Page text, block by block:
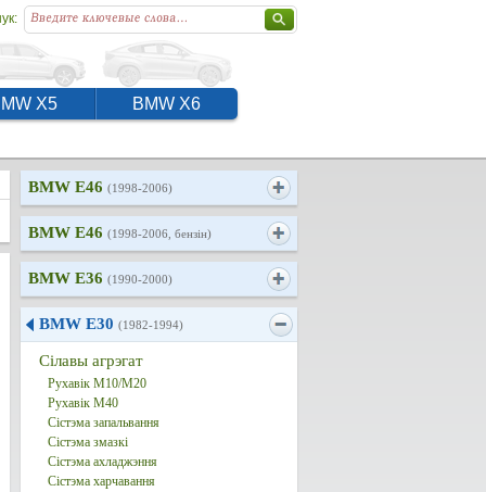
X5 BMW X6
BMW E46 (1998-2006)
BMW E46 (1998-2006, бензін)
BMW E36 (1990-2000)
BMW E30 (1982-1994)
Сілавы агрэгат
Рухавік М10/М20
Рухавік M40
Сістэма запальвання
Сістэма змазкі
Сістэма ахладжэння
Сістэма харчавання